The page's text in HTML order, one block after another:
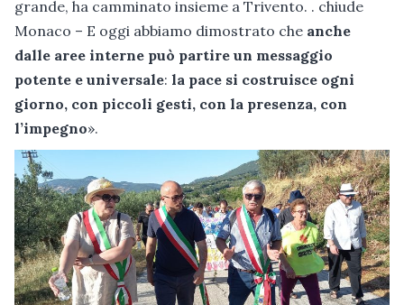
grande, ha camminato insieme a Trivento. . chiude
Monaco – E oggi abbiamo dimostrato che anche
dalle aree interne può partire un messaggio
potente e universale: la pace si costruisce ogni
giorno, con piccoli gesti, con la presenza, con
l’impegno».